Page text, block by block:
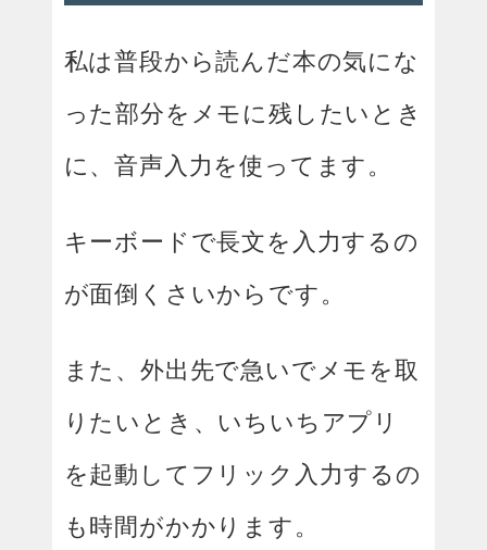
私は普段から読んだ本の気にな
った部分をメモに残したいとき
に、音声入力を使ってます。
キーボードで長文を入力するの
が面倒くさいからです。
また、外出先で急いでメモを取
りたいとき、いちいちアプリ
を起動してフリック入力するの
も時間がかかります。